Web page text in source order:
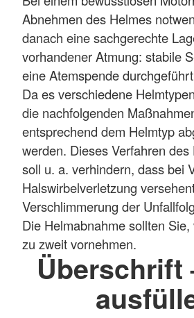
Abnehmen des Helmes
danach eine sachgerechte
vorhandener Atmung: stabile
eine Atemspende
Da es verschiedene
die nachfolgenden
entsprechend dem Helmtyp
werden. Dieses Verfahren
soll u. a. verhindern, dass bei
Halswirbelverletzung
Verschlimmerung der
Die Helmabnahme sollten
zu zweit vornehmen.
Überschrift